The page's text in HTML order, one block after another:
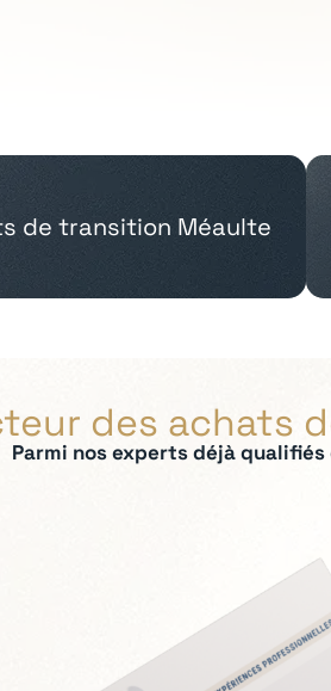
de transition Méaulte
des achats
Parmi nos experts déjà